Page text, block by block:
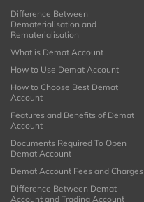
Difference Between
Dematerialisation and
Rematerialisation
What is Demat Account
How to Use Demat Account
How to Choose Best Demat
Account
Features and Benefits of Demat
Account
Documents Required To Open
Demat Account
Demat Account Fees and Charges
Difference Between Demat
Account and Trading Account